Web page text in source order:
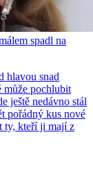
spadl na
hlavou snad
může pochlubit
ještě nedávno stál
pořádný kus nové
ty, kteří ji mají z